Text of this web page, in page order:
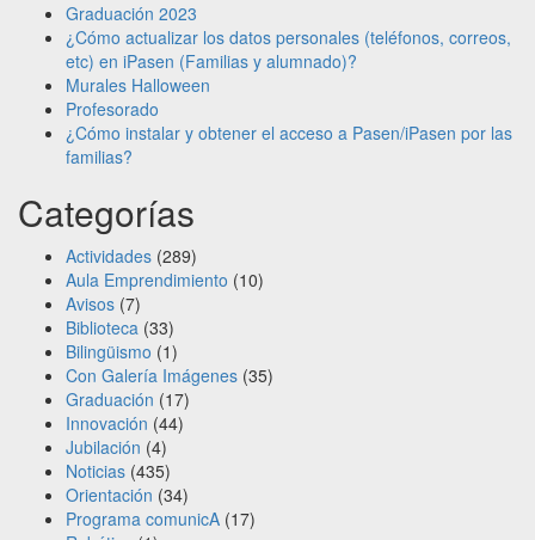
Graduación 2023
¿Cómo actualizar los datos personales (teléfonos, correos,
etc) en iPasen (Familias y alumnado)?
Murales Halloween
Profesorado
¿Cómo instalar y obtener el acceso a Pasen/iPasen por las
familias?
Categorías
Actividades (289)
Aula Emprendimiento (10)
Avisos (7)
Biblioteca (33)
Bilingüismo (1)
Con Galería Imágenes (35)
Graduación (17)
Innovación (44)
Jubilación (4)
Noticias (435)
Orientación (34)
Programa comunicA (17)